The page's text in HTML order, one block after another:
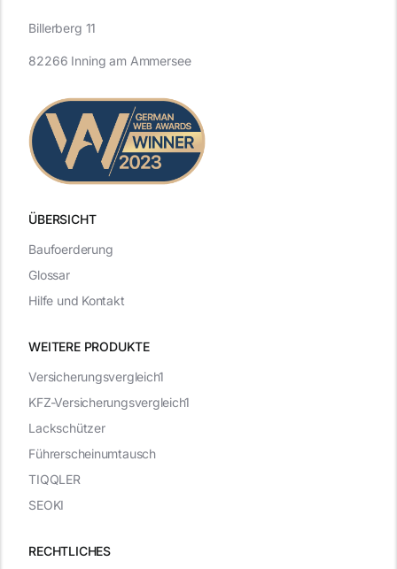
ÜBERSICHT
WEITERE PRODUKTE
Versicherungsvergleich1
KFZ-Versicherungsvergleich1
Lackschützer
Führerscheinumtausch
TIQQLER
SEOKI
RECHTLICHES
Billerberg 11
82266 Inning am Ammersee
Baufoerderung
Glossar
Hilfe und Kontakt